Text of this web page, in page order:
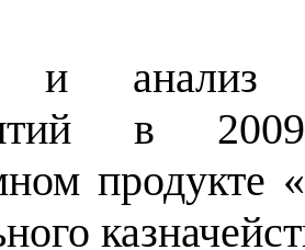
и анализ
в
продукте